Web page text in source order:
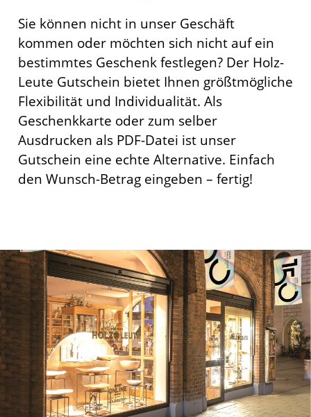
Sie können nicht in unser Geschäft
kommen oder möchten sich nicht auf ein
bestimmtes Geschenk festlegen? Der Holz-
Leute Gutschein bietet Ihnen größtmögliche
Flexibilität und Individualität. Als
Geschenkkarte oder zum selber
Ausdrucken als PDF-Datei ist unser
Gutschein eine echte Alternative. Einfach
den Wunsch-Betrag eingeben – fertig!